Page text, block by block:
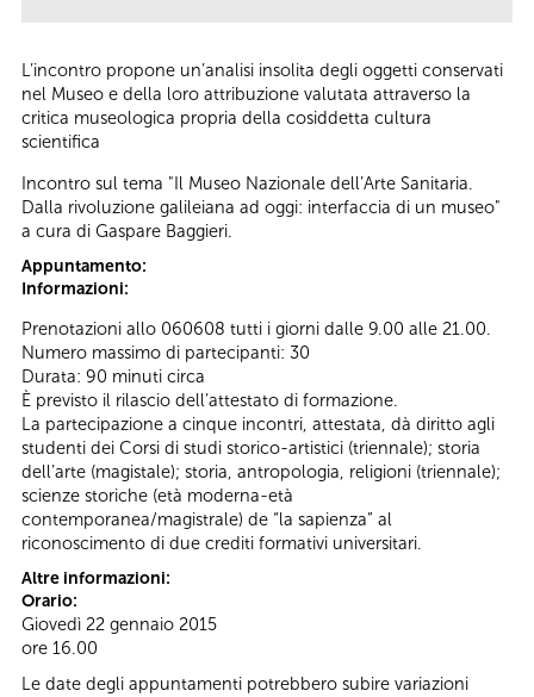
L’incontro propone un’analisi insolita degli oggetti conservati
nel Museo e della loro attribuzione valutata attraverso la
critica museologica propria della cosiddetta cultura
scientifica
Incontro sul tema "Il Museo Nazionale dell’Arte Sanitaria.
Dalla rivoluzione galileiana ad oggi: interfaccia di un museo"
a cura di Gaspare Baggieri.
Appuntamento:
Informazioni:
Prenotazioni allo 060608 tutti i giorni dalle 9.00 alle 21.00.
Numero massimo di partecipanti: 30
Durata: 90 minuti circa
È previsto il rilascio dell’attestato di formazione.
La partecipazione a cinque incontri, attestata, dà diritto agli
studenti dei Corsi di studi storico-artistici (triennale); storia
dell’arte (magistale); storia, antropologia, religioni (triennale);
scienze storiche (età moderna-età
contemporanea/magistrale) de “la sapienza” al
riconoscimento di due crediti formativi universitari.
Altre informazioni:
Orario:
Giovedì 22 gennaio 2015
ore 16.00
Le date degli appuntamenti potrebbero subire variazioni